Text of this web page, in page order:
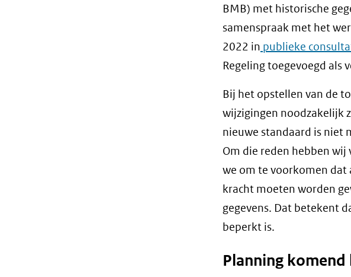
BMB) met historische
samenspraak met het
2022 in publieke
Regeling toegevoegd als
Bij het opstellen van de
wijzigingen noodzakelijk
nieuwe standaard is niet
Om die reden hebben
we om te voorkomen dat
kracht moeten worden
gegevens. Dat betekent
beperkt is.
Planning